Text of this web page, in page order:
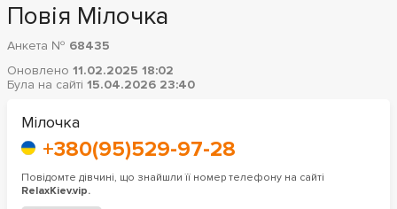
Повія Мілочка
Анкета № 68435
Оновлено 11.02.2025 18:02
Була на сайті 15.04.2026 23:40
Мілочка
+380(95)529-97-28
Повідомте дівчині, що знайшли її номер телефону на сайті
RelaxKiev.vip.